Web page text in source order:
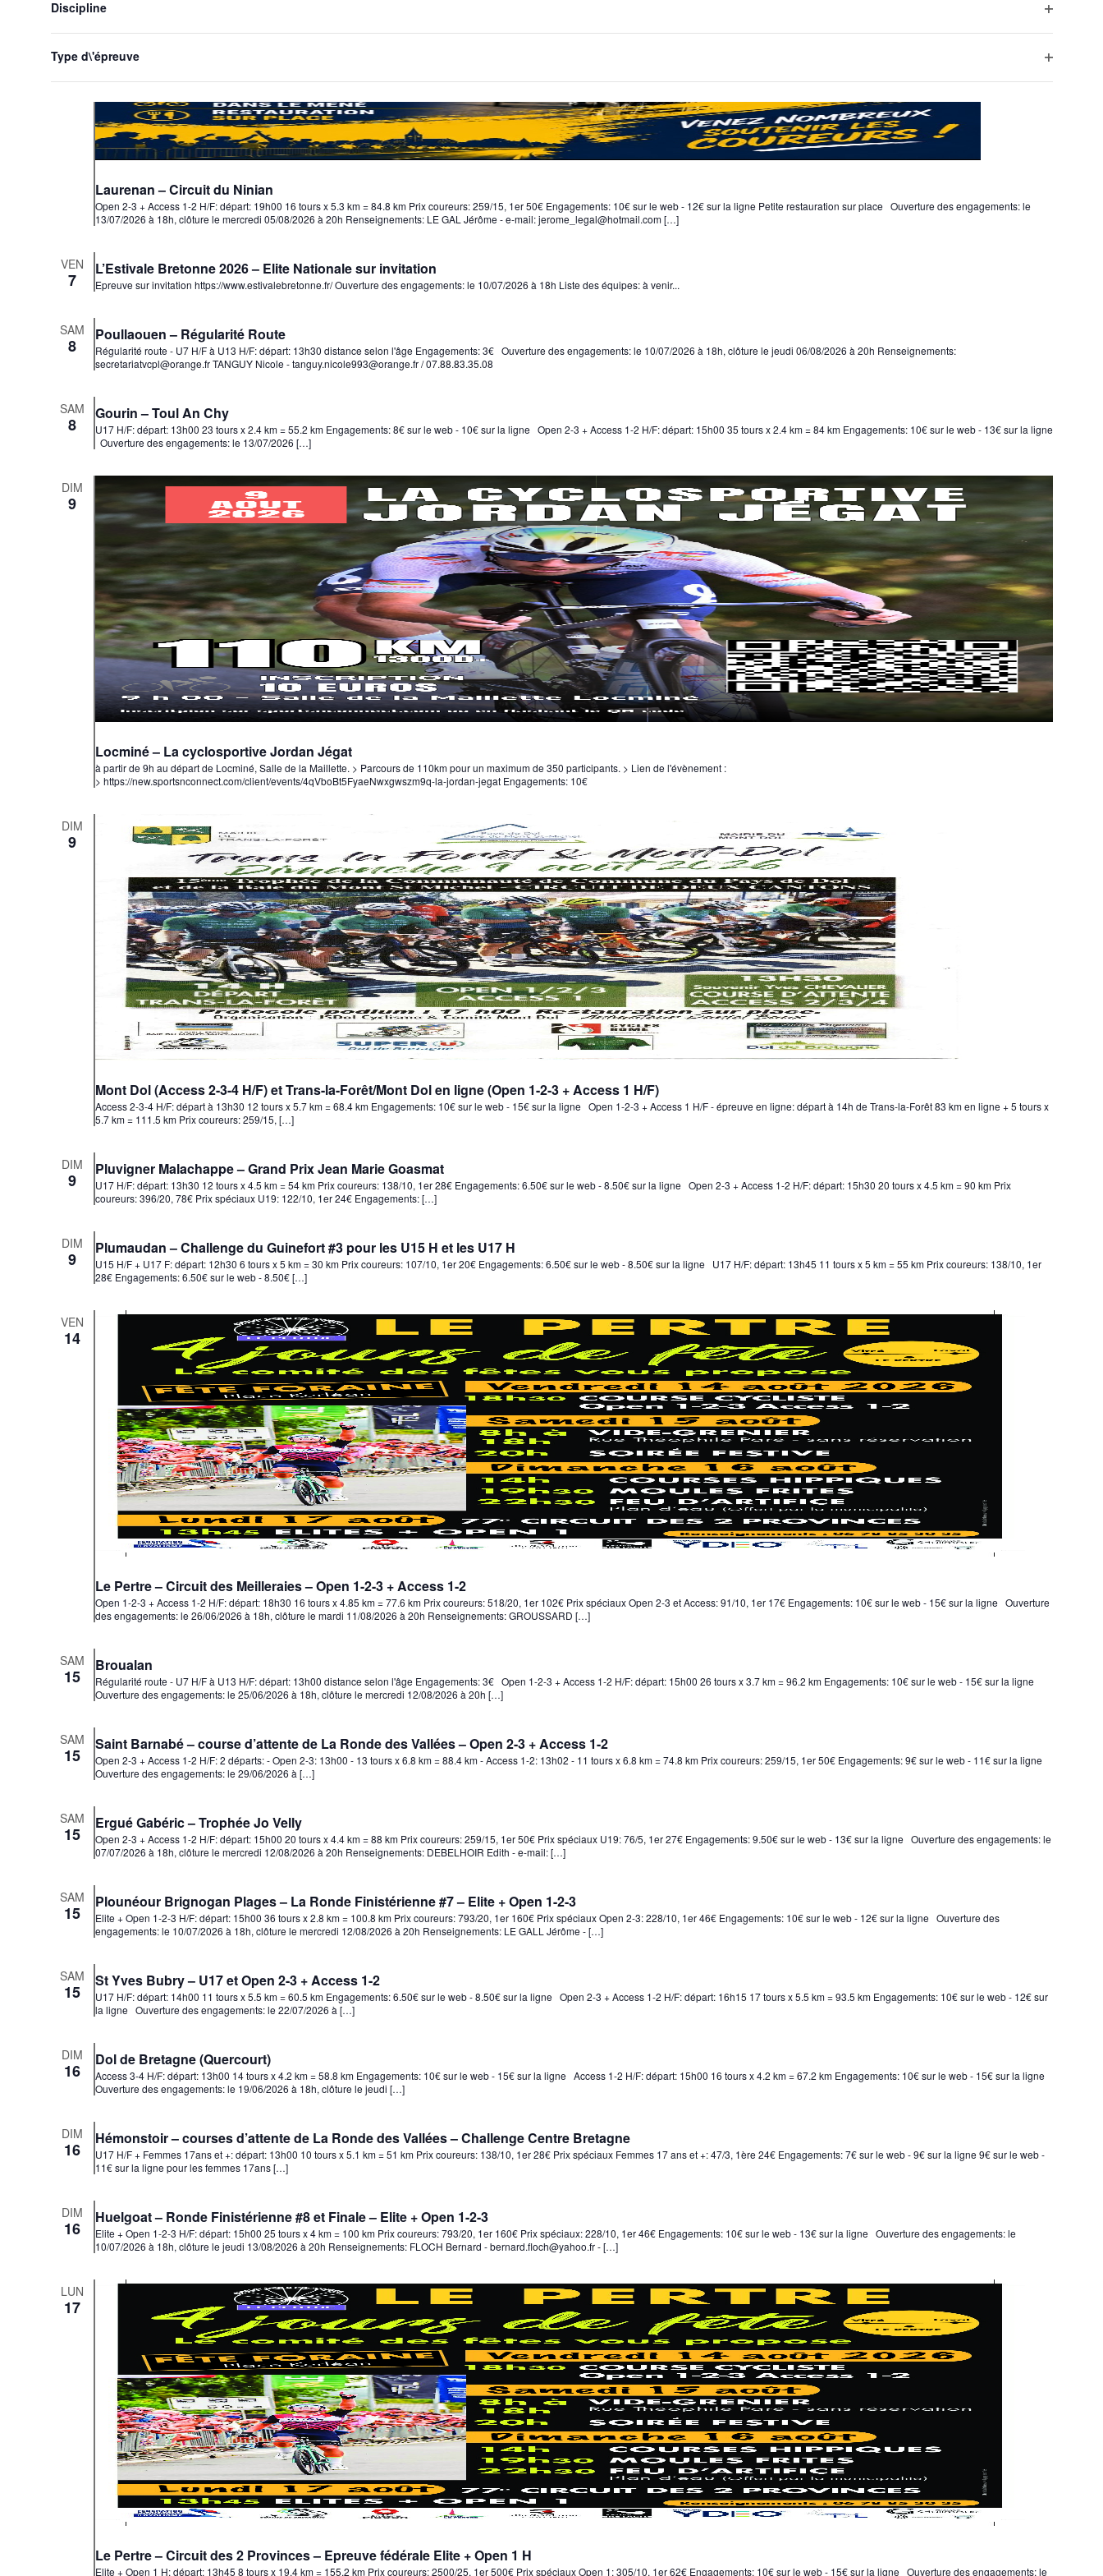
la
liste
résultats
filtres
Discipline
filtres
Type d\'épreuve
Laurenan – Circuit du Ninian
Open 2-3 + Access 1-2 H/F: départ: 19h00 16 tours x 5.3 km = 84.8 km Prix coureurs: 259/15, 1er 50€ Engagements: 10€ sur le web - 12€ sur la ligne Petite restauration sur place Ouverture des engagements: le
13/07/2026 à 18h, clôture le mercredi 05/08/2026 à 20h Renseignements: LE GAL Jérôme - e-mail: jerome_legal@hotmail.com […]
VEN
7
L’Estivale Bretonne 2026 – Elite Nationale sur invitation
Epreuve sur invitation https://www.estivalebretonne.fr/ Ouverture des engagements: le 10/07/2026 à 18h Liste des équipes: à venir...
SAM
8
Poullaouen – Régularité Route
Régularité route - U7 H/F à U13 H/F: départ: 13h30 distance selon l'âge Engagements: 3€ Ouverture des engagements: le 10/07/2026 à 18h, clôture le jeudi 06/08/2026 à 20h Renseignements:
secretariatvcpl@orange.fr TANGUY Nicole - tanguy.nicole993@orange.fr / 07.88.83.35.08
SAM
8
Gourin – Toul An Chy
U17 H/F: départ: 13h00 23 tours x 2.4 km = 55.2 km Engagements: 8€ sur le web - 10€ sur la ligne Open 2-3 + Access 1-2 H/F: départ: 15h00 35 tours x 2.4 km = 84 km Engagements: 10€ sur le web - 13€ sur la ligne
Ouverture des engagements: le 13/07/2026 […]
DIM
9
Locminé – La cyclosportive Jordan Jégat
à partir de 9h au départ de Locminé, Salle de la Maillette. > Parcours de 110km pour un maximum de 350 participants. > Lien de l'évènement :
> https://new.sportsnconnect.com/client/events/4qVboBt5FyaeNwxgwszm9q-la-jordan-jegat Engagements: 10€
DIM
9
Mont Dol (Access 2-3-4 H/F) et Trans-la-Forêt/Mont Dol en ligne (Open 1-2-3 + Access 1 H/F)
Access 2-3-4 H/F: départ à 13h30 12 tours x 5.7 km = 68.4 km Engagements: 10€ sur le web - 15€ sur la ligne Open 1-2-3 + Access 1 H/F - épreuve en ligne: départ à 14h de Trans-la-Forêt 83 km en ligne + 5 tours x
5.7 km = 111.5 km Prix coureurs: 259/15, […]
DIM
9
Pluvigner Malachappe – Grand Prix Jean Marie Goasmat
U17 H/F: départ: 13h30 12 tours x 4.5 km = 54 km Prix coureurs: 138/10, 1er 28€ Engagements: 6.50€ sur le web - 8.50€ sur la ligne Open 2-3 + Access 1-2 H/F: départ: 15h30 20 tours x 4.5 km = 90 km Prix
coureurs: 396/20, 78€ Prix spéciaux U19: 122/10, 1er 24€ Engagements: […]
DIM
9
Plumaudan – Challenge du Guinefort #3 pour les U15 H et les U17 H
U15 H/F + U17 F: départ: 12h30 6 tours x 5 km = 30 km Prix coureurs: 107/10, 1er 20€ Engagements: 6.50€ sur le web - 8.50€ sur la ligne U17 H/F: départ: 13h45 11 tours x 5 km = 55 km Prix coureurs: 138/10, 1er
28€ Engagements: 6.50€ sur le web - 8.50€ […]
VEN
14
Le Pertre – Circuit des Meilleraies – Open 1-2-3 + Access 1-2
Open 1-2-3 + Access 1-2 H/F: départ: 18h30 16 tours x 4.85 km = 77.6 km Prix coureurs: 518/20, 1er 102€ Prix spéciaux Open 2-3 et Access: 91/10, 1er 17€ Engagements: 10€ sur le web - 15€ sur la ligne Ouverture
des engagements: le 26/06/2026 à 18h, clôture le mardi 11/08/2026 à 20h Renseignements: GROUSSARD […]
SAM
15
Broualan
Régularité route - U7 H/F à U13 H/F: départ: 13h00 distance selon l'âge Engagements: 3€ Open 1-2-3 + Access 1-2 H/F: départ: 15h00 26 tours x 3.7 km = 96.2 km Engagements: 10€ sur le web - 15€ sur la ligne
Ouverture des engagements: le 25/06/2026 à 18h, clôture le mercredi 12/08/2026 à 20h […]
SAM
15
Saint Barnabé – course d’attente de La Ronde des Vallées – Open 2-3 + Access 1-2
Open 2-3 + Access 1-2 H/F: 2 départs: - Open 2-3: 13h00 - 13 tours x 6.8 km = 88.4 km - Access 1-2: 13h02 - 11 tours x 6.8 km = 74.8 km Prix coureurs: 259/15, 1er 50€ Engagements: 9€ sur le web - 11€ sur la ligne
Ouverture des engagements: le 29/06/2026 à […]
SAM
15
Ergué Gabéric – Trophée Jo Velly
Open 2-3 + Access 1-2 H/F: départ: 15h00 20 tours x 4.4 km = 88 km Prix coureurs: 259/15, 1er 50€ Prix spéciaux U19: 76/5, 1er 27€ Engagements: 9.50€ sur le web - 13€ sur la ligne Ouverture des engagements: le
07/07/2026 à 18h, clôture le mercredi 12/08/2026 à 20h Renseignements: DEBELHOIR Edith - e-mail: […]
SAM
15
Plounéour Brignogan Plages – La Ronde Finistérienne #7 – Elite + Open 1-2-3
Elite + Open 1-2-3 H/F: départ: 15h00 36 tours x 2.8 km = 100.8 km Prix coureurs: 793/20, 1er 160€ Prix spéciaux Open 2-3: 228/10, 1er 46€ Engagements: 10€ sur le web - 12€ sur la ligne Ouverture des
engagements: le 10/07/2026 à 18h, clôture le mercredi 12/08/2026 à 20h Renseignements: LE GALL Jérôme - […]
SAM
15
St Yves Bubry – U17 et Open 2-3 + Access 1-2
U17 H/F: départ: 14h00 11 tours x 5.5 km = 60.5 km Engagements: 6.50€ sur le web - 8.50€ sur la ligne Open 2-3 + Access 1-2 H/F: départ: 16h15 17 tours x 5.5 km = 93.5 km Engagements: 10€ sur le web - 12€ sur
la ligne Ouverture des engagements: le 22/07/2026 à […]
DIM
16
Dol de Bretagne (Quercourt)
Access 3-4 H/F: départ: 13h00 14 tours x 4.2 km = 58.8 km Engagements: 10€ sur le web - 15€ sur la ligne Access 1-2 H/F: départ: 15h00 16 tours x 4.2 km = 67.2 km Engagements: 10€ sur le web - 15€ sur la ligne
Ouverture des engagements: le 19/06/2026 à 18h, clôture le jeudi […]
DIM
16
Hémonstoir – courses d’attente de La Ronde des Vallées – Challenge Centre Bretagne
U17 H/F + Femmes 17ans et +: départ: 13h00 10 tours x 5.1 km = 51 km Prix coureurs: 138/10, 1er 28€ Prix spéciaux Femmes 17 ans et +: 47/3, 1ère 24€ Engagements: 7€ sur le web - 9€ sur la ligne 9€ sur le web -
11€ sur la ligne pour les femmes 17ans […]
DIM
16
Huelgoat – Ronde Finistérienne #8 et Finale – Elite + Open 1-2-3
Elite + Open 1-2-3 H/F: départ: 15h00 25 tours x 4 km = 100 km Prix coureurs: 793/20, 1er 160€ Prix spéciaux: 228/10, 1er 46€ Engagements: 10€ sur le web - 13€ sur la ligne Ouverture des engagements: le
10/07/2026 à 18h, clôture le jeudi 13/08/2026 à 20h Renseignements: FLOCH Bernard - bernard.floch@yahoo.fr - […]
LUN
17
Le Pertre – Circuit des 2 Provinces – Epreuve fédérale Elite + Open 1 H
Elite + Open 1 H: départ: 13h45 8 tours x 19.4 km = 155.2 km Prix coureurs: 2500/25, 1er 500€ Prix spéciaux Open 1: 305/10, 1er 62€ Engagements: 10€ sur le web - 15€ sur la ligne Ouverture des engagements: le